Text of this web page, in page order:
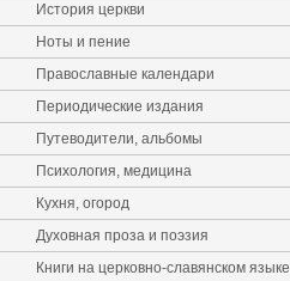
История церкви
Ноты и пение
Православные календари
Периодические издания
Путеводители, альбомы
Психология, медицина
Кухня, огород
Духовная проза и поэзия
Книги на церковно-славянском языке